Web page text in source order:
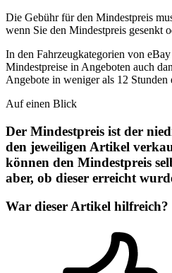
Die Gebühr für den Mindestpreis
wenn Sie den Mindestpreis gesenkt
In den Fahrzeugkategorien von
Mindestpreise in Angeboten auch
Angebote in weniger als 12 Stunden
Auf einen Blick
Der Mindestpreis ist der
den jeweiligen Artikel
können den Mindestpreis
aber, ob dieser erreicht
War dieser Artikel hilfreich?